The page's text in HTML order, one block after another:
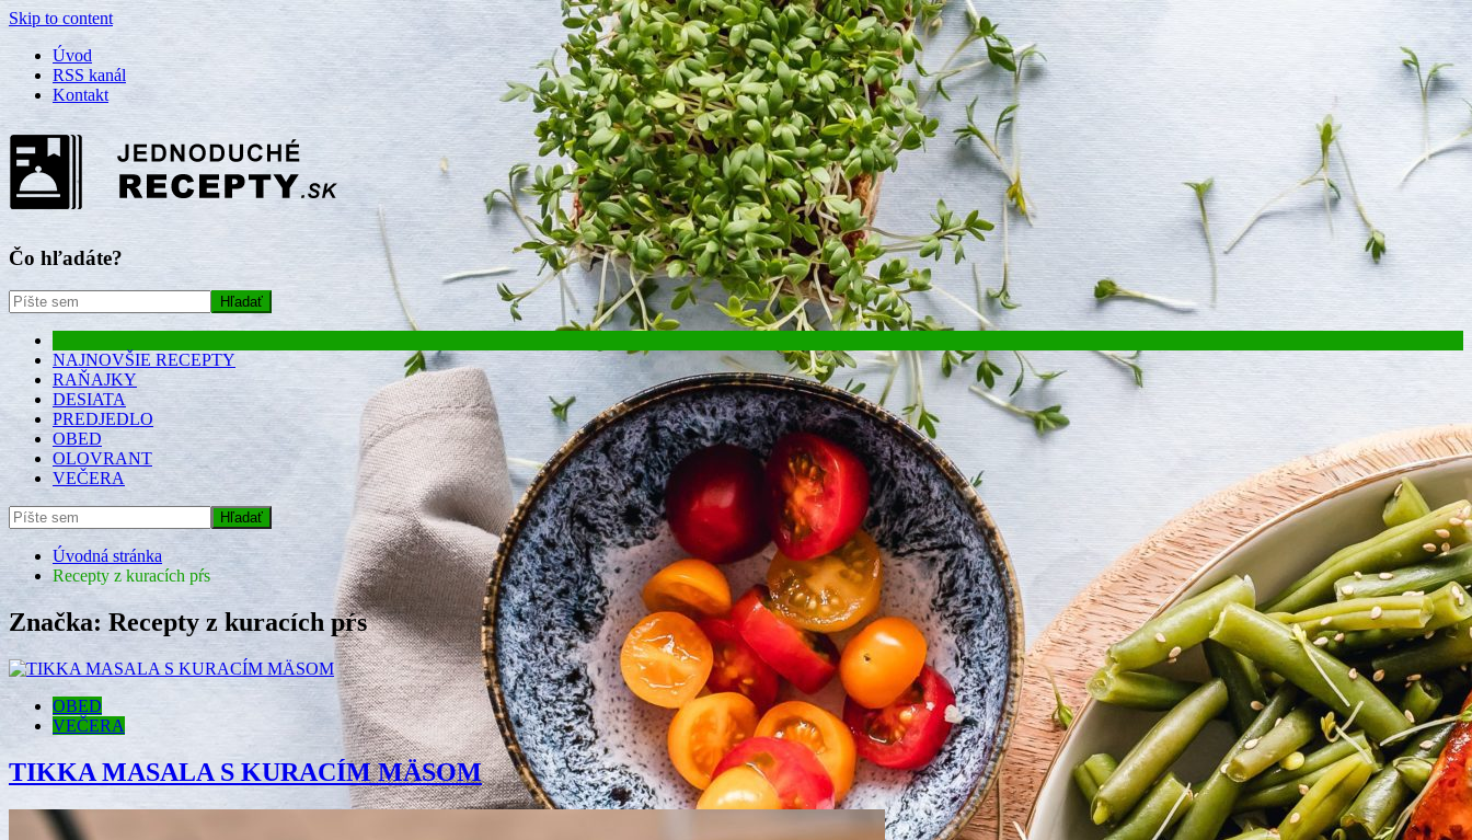
Skip to content
Úvod
RSS kanál
Kontakt
Čo hľadáte?
NAJNOVŠIE RECEPTY
RAŇAJKY
DESIATA
PREDJEDLO
OBED
OLOVRANT
VEČERA
Úvodná stránka
Recepty z kuracích pŕs
Značka: Recepty z kuracích pŕs
OBED
VEČERA
TIKKA MASALA S KURACÍM MÄSOM